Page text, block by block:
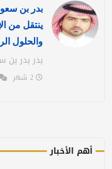
بدر بن
ينتقل من
والحلول
بدر بدر بن
أهم الأخبار